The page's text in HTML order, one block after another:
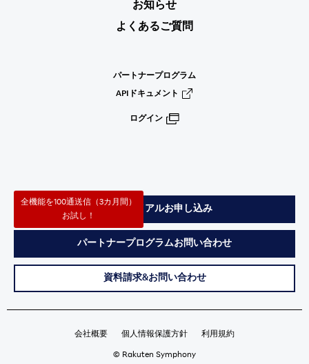
お知らせ
よくあるご質問
パートナープログラム
APIドキュメント
ログイン
無料トライアルお申し込み
全機能を100通送信（3カ月間）
お試し！
パートナープログラムお問い合わせ
資料請求&お問い合わせ
会社概要 個人情報保護方針 利用規約
© Rakuten Symphony